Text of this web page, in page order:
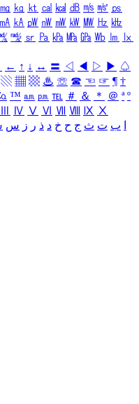
㎎ ㎏ ㏏ ㎈ ㎉ ㏈ ㎧ ㎨ ㎰
㎃ ㎄ ㎺ ㎻ ㎽ ㎾ ㎿ ㎐ ㎑
㎯ ㏛ ㎩ ㎪ ㎫ ㎬ ㏝ ㏐
㏓
← ↑ ↓ ↔ 〓 ◁ ◀ ▷ ▶ ♤
▧ ▦ ▩ ♨ ☏ ☎ ☜ ☞ ¶ †
™ ㏂ ㏘ ℡ ＃ ＆ ＊ ＠ ª º
Ⅳ Ⅴ Ⅵ Ⅶ Ⅷ Ⅸ Ⅹ
ب ت ث ج ح خ د ذ ر ز س